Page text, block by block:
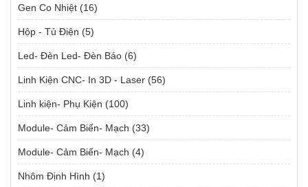
Gen Co Nhiệt (16)
Hộp - Tủ Điện (5)
Led- Đèn Led- Đèn Báo (6)
Linh Kiện CNC- In 3D - Laser (56)
Linh kiện- Phụ Kiện (100)
Module- Cảm Biến- Mạch (33)
Module- Cảm Biến- Mạch (4)
Nhôm Định Hình (1)